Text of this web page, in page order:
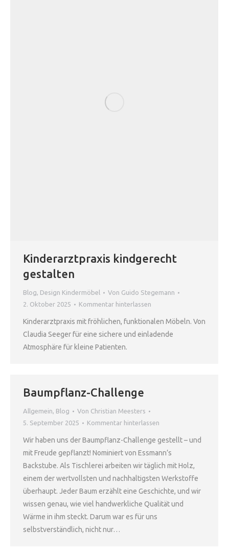
Kinderarztpraxis kindgerecht
gestalten
Blog, Design Kindermöbel Von Guido Stegemann
2. Oktober 2025
Kommentar hinterlassen
Kinderarztpraxis mit fröhlichen, funktionalen Möbeln. Von
Claudia Seeger für eine sichere und einladende
Atmosphäre für kleine Patienten.
Baumpflanz-Challenge
Allgemein, Blog Von Christian Meesters
5. September 2025
Kommentar hinterlassen
Wir haben uns der Baumpflanz-Challenge gestellt – und
mit Freude gepflanzt! Nominiert von Essmann’s
Backstube. Als Tischlerei arbeiten wir täglich mit Holz,
einem der wertvollsten und nachhaltigsten Werkstoffe
überhaupt. Jeder Baum erzählt eine Geschichte, und wir
wissen genau, wie viel handwerkliche Qualität und
Wärme in ihm steckt. Darum war es für uns
selbstverständlich, nicht nur…